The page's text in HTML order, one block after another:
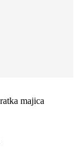
majica